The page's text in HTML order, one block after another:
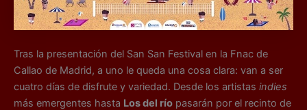
Tras la presentación del San San Festival en la Fnac de
Callao de Madrid, a uno le queda una cosa clara: van a ser
cuatro días de disfrute y variedad. Desde los artistas indies
más emergentes hasta Los del río pasarán por el recinto de